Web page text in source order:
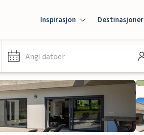
Inspirasjon Destinasjoner
Angi datoer